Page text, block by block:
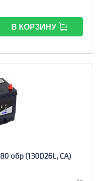
В КОРЗИНУ
обр (130D26L, CA)